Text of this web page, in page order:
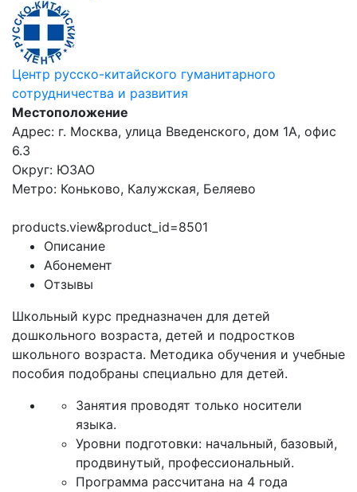
Центр русско-китайского гуманитарного
сотрудничества и развития
Местоположение
Адрес: г. Москва, улица Введенского, дом 1А, офис
6.3
Округ: ЮЗАО
Метро: Коньково, Калужская, Беляево
products.view&product_id=8501
Описание
Абонемент
Отзывы
Школьный курс предназначен для детей
дошкольного возраста, детей и подростков
школьного возраста. Методика обучения и учебные
пособия подобраны специально для детей.
Занятия проводят только носители
языка.
Уровни подготовки: начальный, базовый,
продвинутый, профессиональный.
Программа рассчитана на 4 года